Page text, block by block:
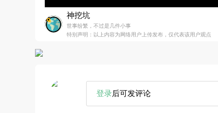
神挖坑
世事纷繁，不过是几件小事
特别声明：以上内容为网络用户上传发布，仅代表该用户观点
登录后可发评论